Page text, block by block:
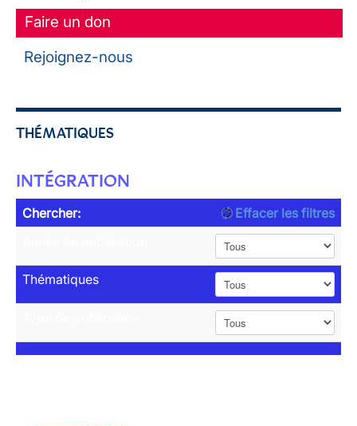
Faire un don
Rejoignez-nous
THÉMATIQUES
INTÉGRATION
Chercher:
Effacer les filtres
Thématiques